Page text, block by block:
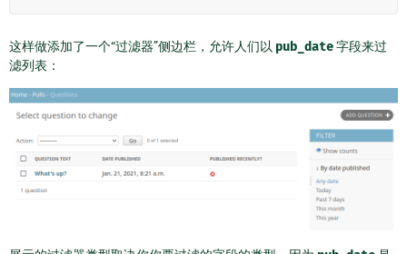
这样做添加了一个“过滤器”侧边栏，允许人们以 pub_date字段来过
滤列表：